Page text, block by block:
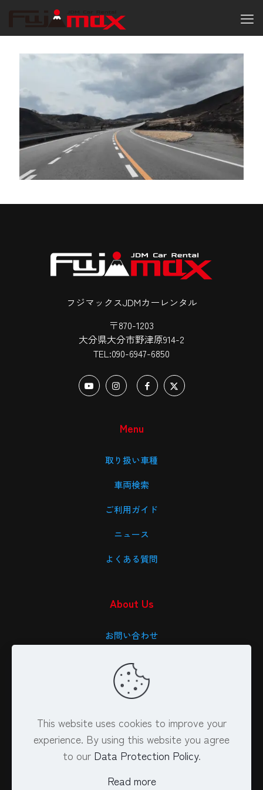
フジマックスJDMカーレンタル
〒870-1203
大分県大分市野津原914-2
TEL:090-6947-6850
Menu
取り扱い車種
車両検索
ご利用ガイド
ニュース
よくある質問
About Us
お問い合わせ
特定商取引法に基づく表記
This website uses cookies to improve your
experience. By using this website you agree
to our Data Protection Policy.
Read more